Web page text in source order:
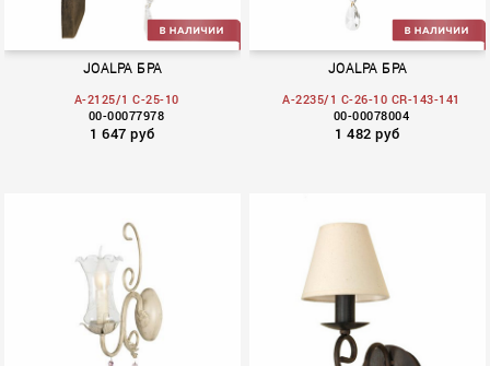
Ficus
JOALPA БРА
A-2125/1 C-25-10
00-00077978
1 647 руб
Troya
JOALPA БРА
A-2235/1 C-26-10 CR-143-141
00-00078004
1 482 руб